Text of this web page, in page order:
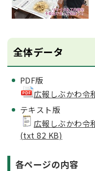
全体データ
PDF版
広報しぶかわ令
テキスト版
広報しぶかわ令
(txt 82 KB)
各ページの内容